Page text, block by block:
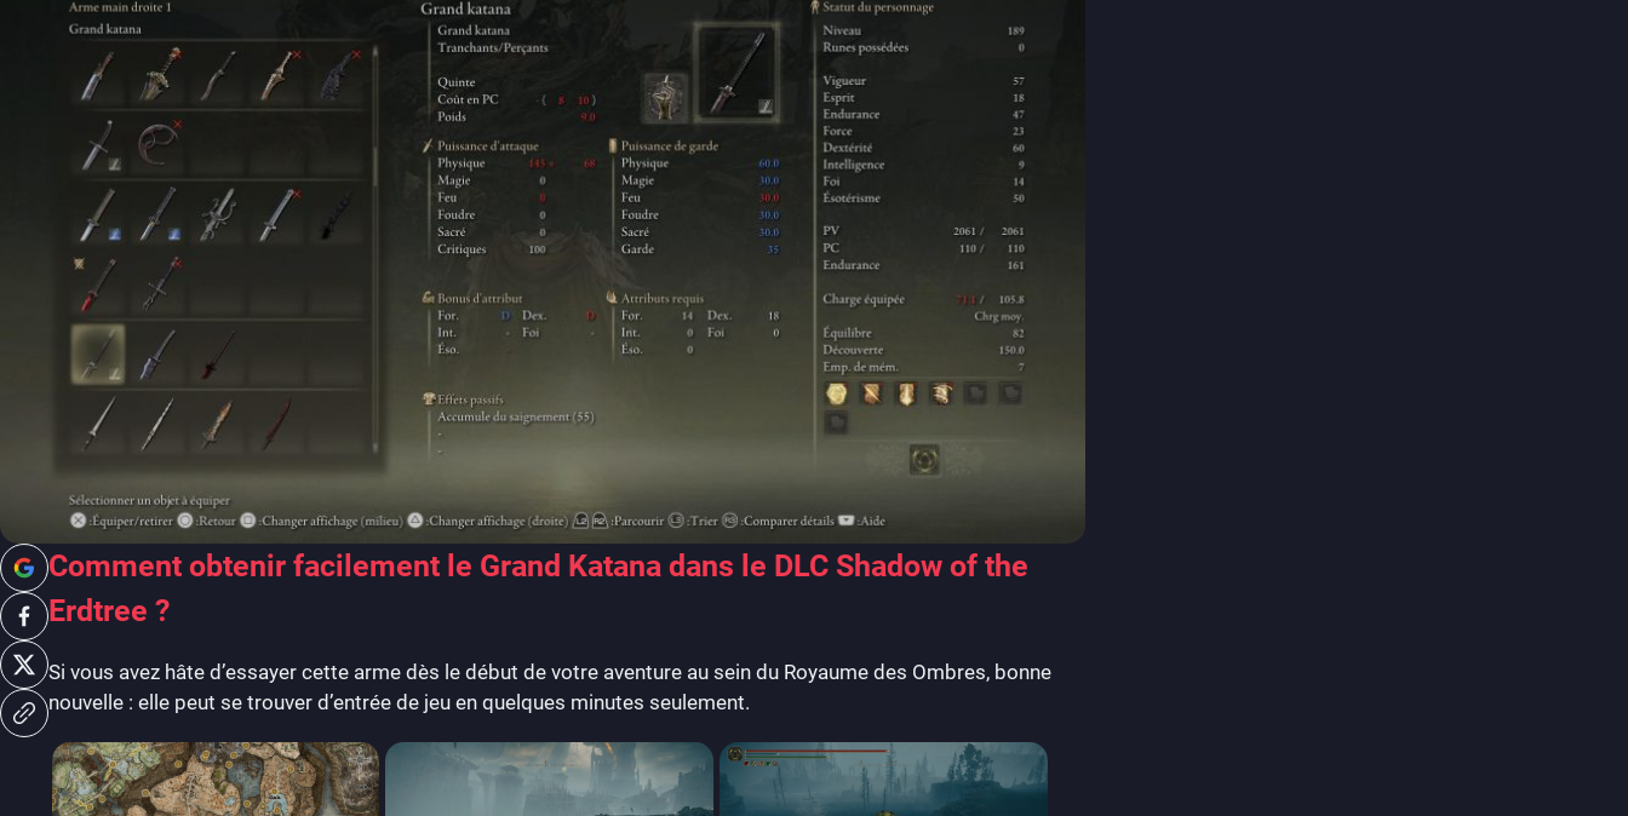
Comment obtenir facilement le Grand Katana dans le DLC Shadow of the
Erdtree ?
Si vous avez hâte d’essayer cette arme dès le début de votre aventure au sein du Royaume des Ombres, bonne
nouvelle : elle peut se trouver d’entrée de jeu en quelques minutes seulement.